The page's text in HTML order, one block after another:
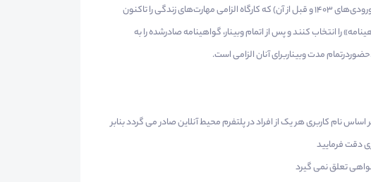
🔺آن دسته از دانشجویان مقطع کارشناسی دانشگاه تهران (ورودی‌های ۱۴۰۳ و قبل از آن) که کارگاه الزامی مهارت‌های زندگی را تاکنون
را انتخاب کنند و پس از اتمام وبینار، گواهینامه صادرشده را به
مدت وبیناربرای آنان الزامی است.
نام کاربری هر یک از افراد در پلتفرم محیط آنلاین صادر می گردد بنابر
دقت فرمایید